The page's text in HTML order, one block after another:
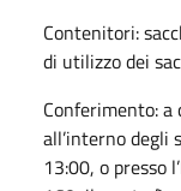
Contenitori:
di utilizzo dei
Conferimento:
all’interno degli
13:00, o presso